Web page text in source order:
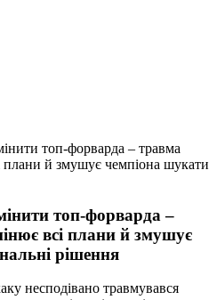
топ-форварда – травма
плани й змушує чемпіона шукати
топ-форварда –
всі плани й змушує
рішення
несподівано травмувався